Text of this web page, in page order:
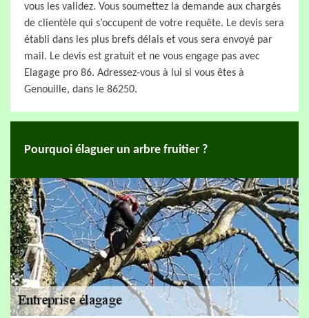
vous les validez. Vous soumettez la demande aux chargés
de clientèle qui s’occupent de votre requête. Le devis sera
établi dans les plus brefs délais et vous sera envoyé par
mail. Le devis est gratuit et ne vous engage pas avec
Elagage pro 86. Adressez-vous à lui si vous êtes à
Genouille, dans le 86250.
Pourquoi élaguer un arbre fruitier ?